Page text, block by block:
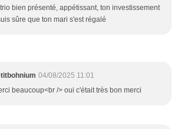
bien présenté, appétissant, ton investissement
sûre que ton mari s'est régalé
04/08/2025 11:01
beaucoup<br /> oui c'était très bon merci